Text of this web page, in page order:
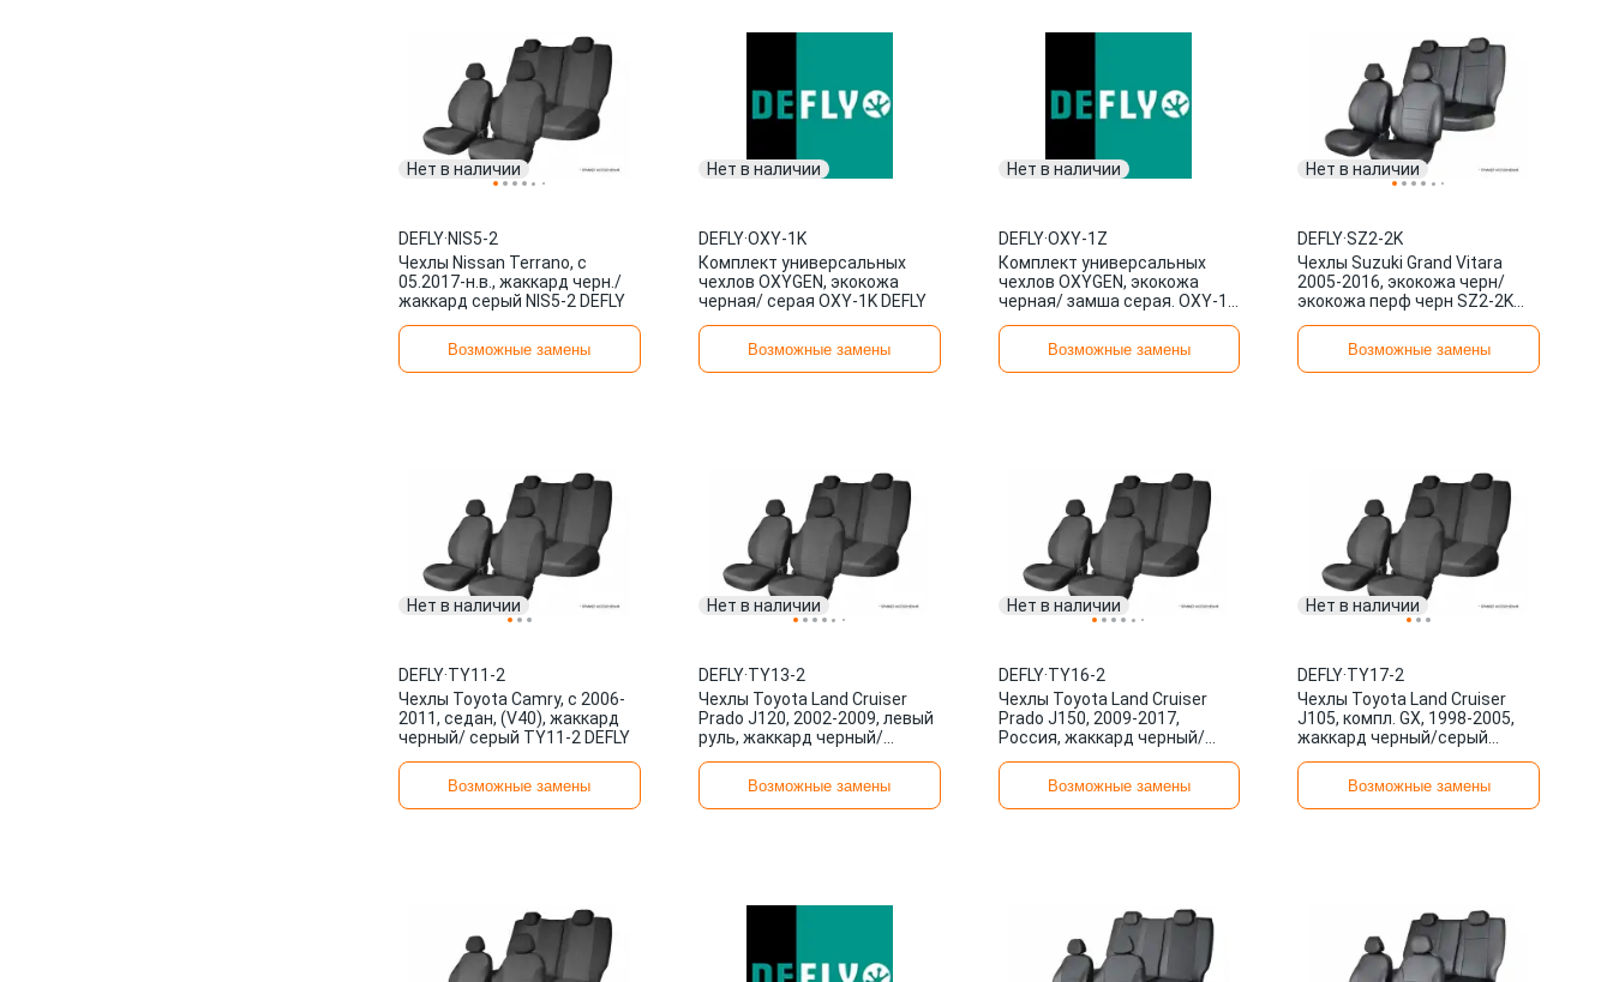
Нет в наличии
DEFLY·NIS5-2
Чехлы Nissan Terrano, c
05.2017-н.в., жаккард черн./
жаккард серый NIS5-2 DEFLY
Возможные замены
Нет в наличии
DEFLY·OXY-1K
Комплект универсальных
чехлов OXYGEN, экокожа
черная/ серая OXY-1K DEFLY
Возможные замены
Нет в наличии
DEFLY·OXY-1Z
Комплект универсальных
чехлов OXYGEN, экокожа
черная/ замша серая. OXY-1Z
Возможные замены
Нет в наличии
DEFLY·SZ2-2K
Чехлы Suzuki Grand Vitara
2005-2016, экокожа черн/
экокожа перф черн SZ2-2K
Возможные замены
Нет в наличии
DEFLY·TY11-2
Чехлы Toyota Camry, c 2006-
2011, седан, (V40), жаккард
черный/ серый TY11-2 DEFLY
Возможные замены
Нет в наличии
DEFLY·TY13-2
Чехлы Toyota Land Cruiser
Prado J120, 2002-2009, левый
руль, жаккард черный/
Возможные замены
Нет в наличии
DEFLY·TY16-2
Чехлы Toyota Land Cruiser
Prado J150, 2009-2017,
Россия, жаккард черный/
Возможные замены
Нет в наличии
DEFLY·TY17-2
Чехлы Toyota Land Cruiser
J105, компл. GX, 1998-2005,
жаккард черный/серый
Возможные замены